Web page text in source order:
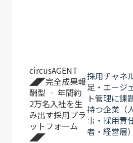
circusAGENT
◢◤完全成果報
酬型 ‐ 年間約
2万名入社を生
み出す採用プラ
ットフォーム
◢◤
採用チャネ
足・エージ
ト管理に課
持つ企業（
事・採用責
者・経営層）